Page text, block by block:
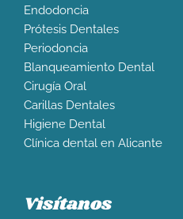
Endodoncia
Prótesis Dentales
Periodoncia
Blanqueamiento Dental
Cirugía Oral
Carillas Dentales
Higiene Dental
Clínica dental en Alicante
Visítanos